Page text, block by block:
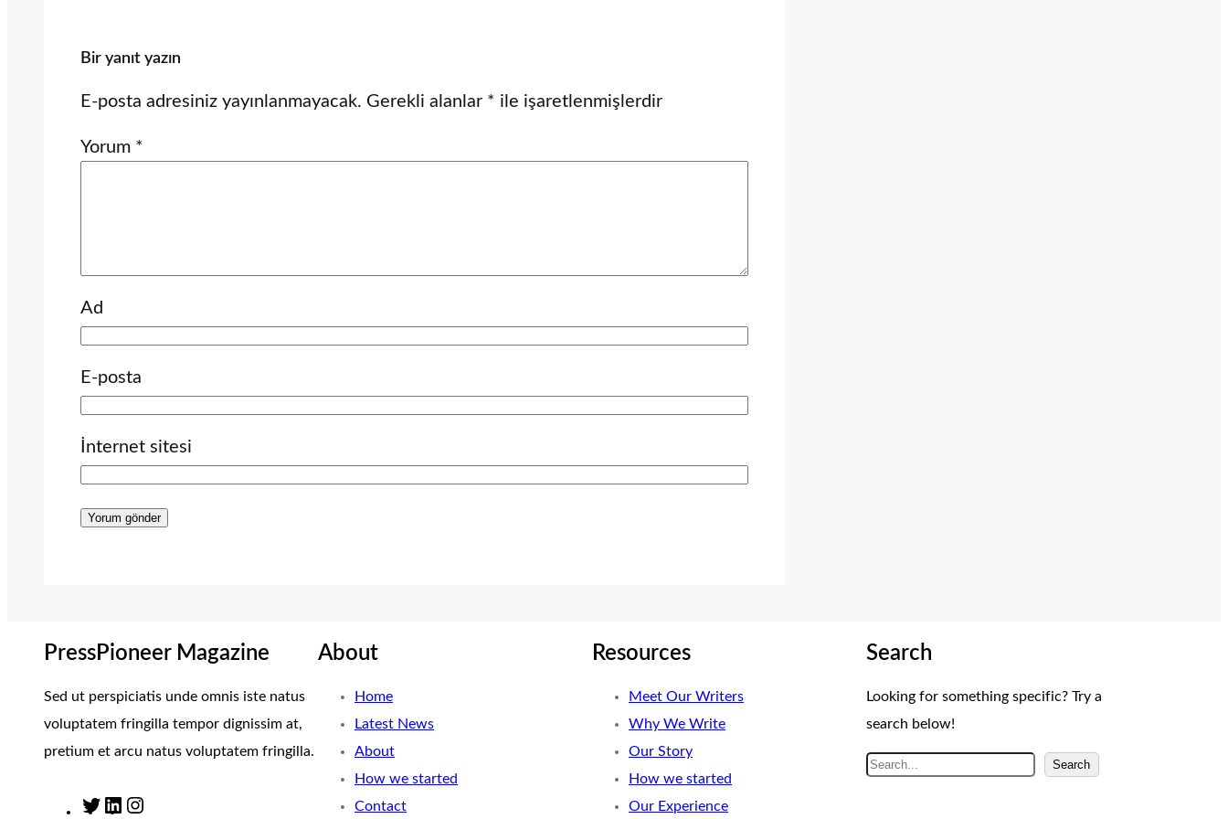
Bir yanıt yazın
E-posta adresiniz yayınlanmayacak. Gerekli alanlar * ile işaretlenmişlerdir
Yorum *
Ad
E-posta
İnternet sitesi
PressPioneer Magazine
Sed ut perspiciatis unde omnis iste natus
voluptatem fringilla tempor dignissim at,
pretium et arcu natus voluptatem fringilla.
T L
About
Home
Latest News
About
How we started
Contact
Resources
Meet Our Writers
Why We Write
Our Story
How we started
Our Experience
Search
Looking for something specific? Try a
search below!
A
Search